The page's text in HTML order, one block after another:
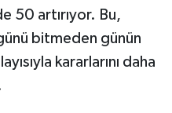
50 artırıyor. Bu,
bitmeden günün
kararlarını daha